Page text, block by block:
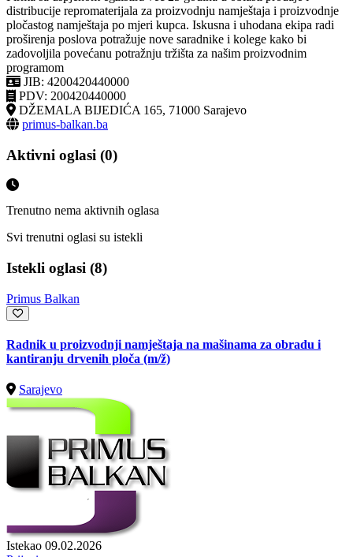
distribucije repromaterijala za proizvodnju namještaja i proizvodnje
pločastog namještaja po mjeri kupca. Iskusna i uhodana ekipa radi
proširenja poslova potražuje nove saradnike i kolege kako bi
zadovoljila povećanu potražnju tržišta za našim proizvodnim
programom
JIB: 4200420440000
PDV: 200420440000
DŽEMALA BIJEDIĆA 165, 71000 Sarajevo
primus-balkan.ba
Aktivni oglasi (0)
Trenutno nema aktivnih oglasa
Svi trenutni oglasi su istekli
Istekli oglasi (8)
Primus Balkan
Radnik u proizvodnji namještaja na mašinama za obradu i
kantiranju drvenih ploča (m/ž)
Sarajevo
Istekao 09.02.2026